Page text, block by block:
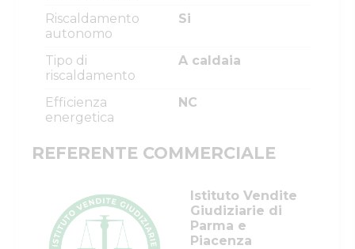
Riscaldamento
autonomo
Si
Tipo di
riscaldamento
A caldaia
Efficienza
energetica
NC
REFERENTE COMMERCIALE
Istituto Vendite
Giudiziarie di
Parma e
Piacenza